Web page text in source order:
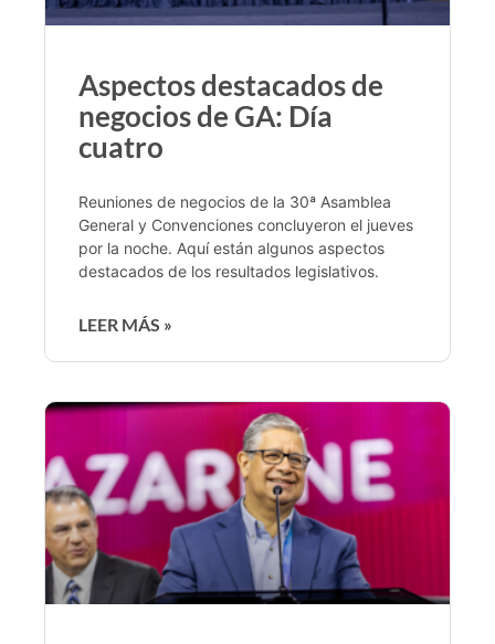
Aspectos destacados de
negocios de GA: Día
cuatro
Reuniones de negocios de la 30ª Asamblea
General y Convenciones concluyeron el jueves
por la noche. Aquí están algunos aspectos
destacados de los resultados legislativos.
LEER MÁS »